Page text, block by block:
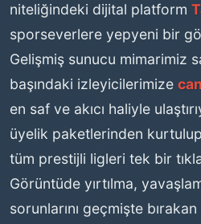
niteliğindeki dijital platform
sporseverlere yepyeni bir
Gelişmiş sunucu mimarimiz
başındaki izleyicilerimize
en saf ve akıcı haliyle
üyelik paketlerinden
tüm prestijli ligleri tek bir
Görüntüde yırtılma,
sorunlarını geçmişte